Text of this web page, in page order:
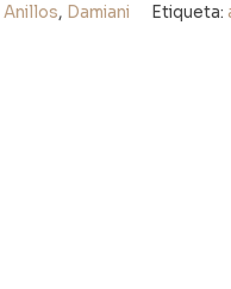
Anillos, Damiani Etiqueta: